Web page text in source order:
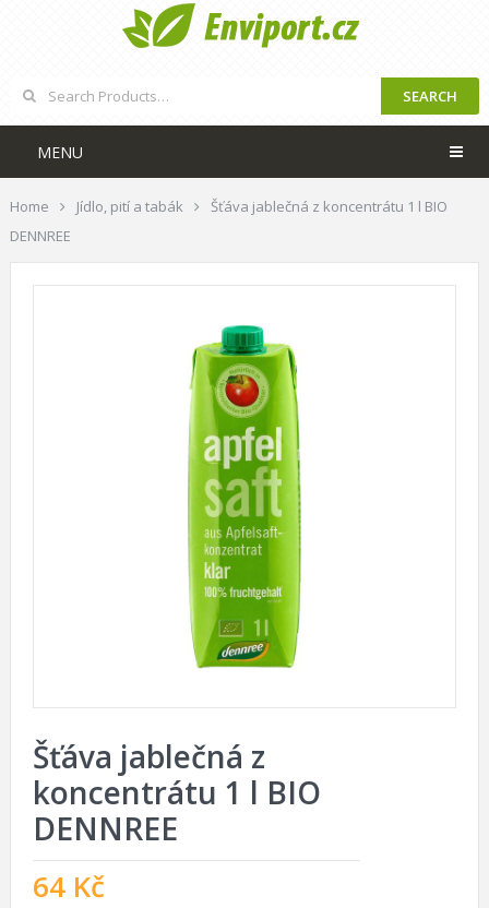
SEARCH
MENU
Home Jídlo, pití a tabák
Šťáva jablečná z koncentrátu 1 l BIO
DENNREE
Šťáva jablečná z
koncentrátu 1 l BIO
DENNREE
64 Kč